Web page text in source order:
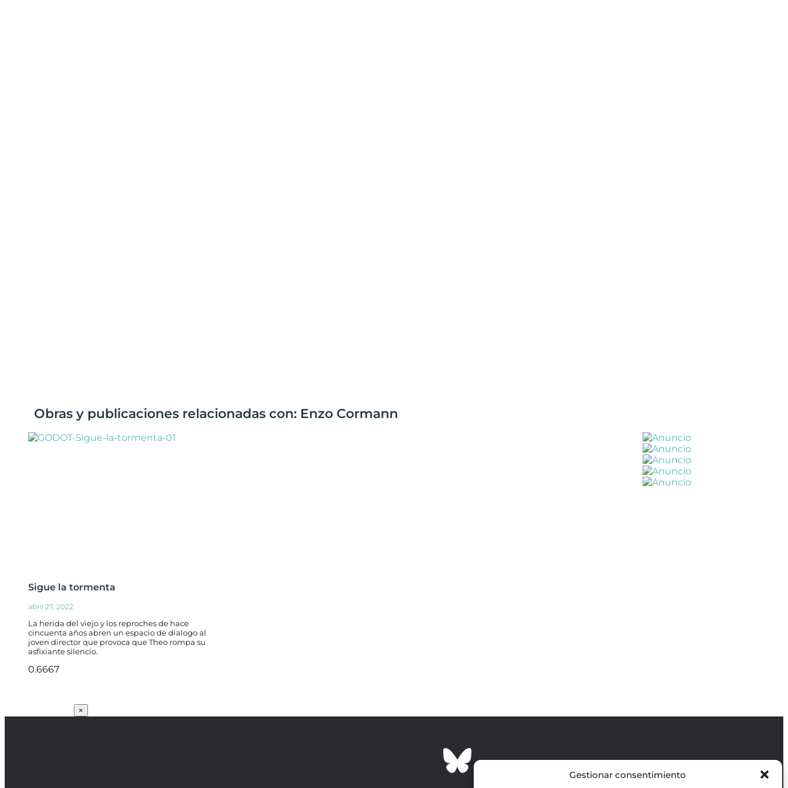
Gestionar consentimiento
Obras y publicaciones relacionadas con: Enzo Cormann
Sigue la tormenta
abril 27, 2022
La herida del viejo y los reproches de hace
cincuenta años abren un espacio de dialogo al
joven director que provoca que Theo rompa su
asfixiante silencio.
×
Revista GODOT
es una revista